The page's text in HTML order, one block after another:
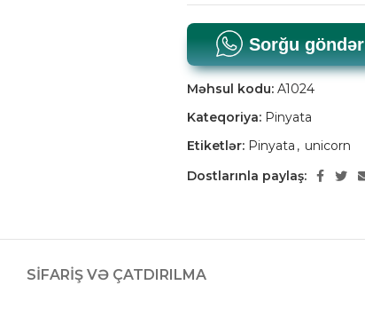
Sorğu göndər
Məhsul kodu: A1024
Kateqoriya: Pinyata
Etiketlər: Pinyata , unicorn
Dostlarınla paylaş:
SIFARIŞ VƏ ÇATDIRILMA